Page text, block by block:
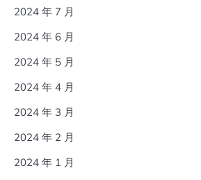
2024 年 7 月
2024 年 6 月
2024 年 5 月
2024 年 4 月
2024 年 3 月
2024 年 2 月
2024 年 1 月